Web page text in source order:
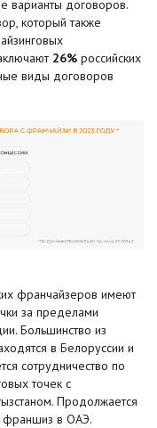
варианты договоров.
который также
26% российских
виды договоров
франчайзеров имеют
за пределами
Большинство из
в Белоруссии и
сотрудничество по
точек с
Продолжается
франшиз в ОАЭ.